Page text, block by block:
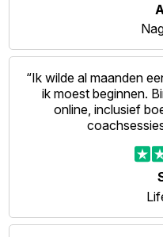
“Ik wilde al maanden
ik moest beginnen.
online, inclusief